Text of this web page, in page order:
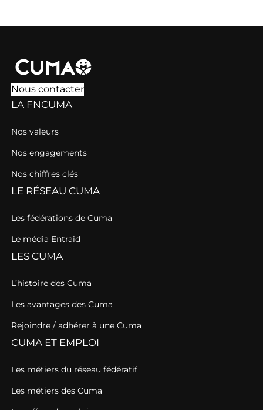
Nous contacter
LA FNCUMA
Nos valeurs
Nos engagements
Nos chiffres clés
LE RÉSEAU CUMA
Les fédérations de Cuma
Le média Entraid
LES CUMA
L’histoire des Cuma
Les avantages des Cuma
Rejoindre / adhérer à une Cuma
CUMA ET EMPLOI
Les métiers du réseau fédératif
Les métiers des Cuma